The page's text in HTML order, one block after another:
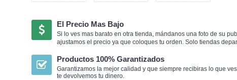
El Precio Mas Bajo
Si lo ves mas barato en otra tienda, mándanos una foto de su
ajustamos el precio ya que coloques tu orden. Solo tiendas
Productos 100% Garantizados
Garantizamos la mejor calidad y que siempre recibiras lo que
te devolvemos tu dinero.